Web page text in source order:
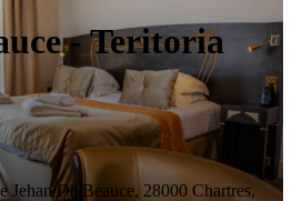
- Teritoria
Jehan De Beauce, 28000 Chartres,